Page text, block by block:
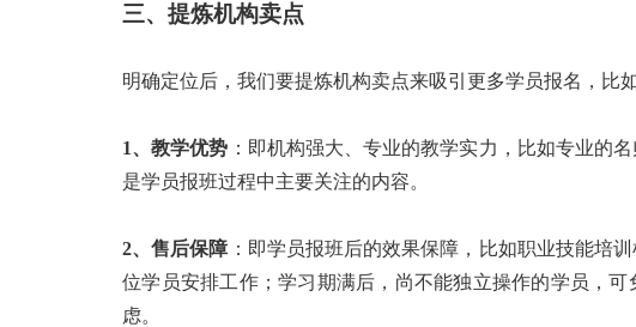
三、提炼机构卖点
明确定位后，我们要提炼机构卖点来吸引更多学员报名，比
1、教学优势 ：即机构强大、专业的教学实力，比如专业的
是学员报班过程中主要关注的内容。
2、售后保障 ：即学员报班后的效果保障，比如职业技能培
位学员安排工作；学习期满后，尚不能独立操作的学员，
虑。